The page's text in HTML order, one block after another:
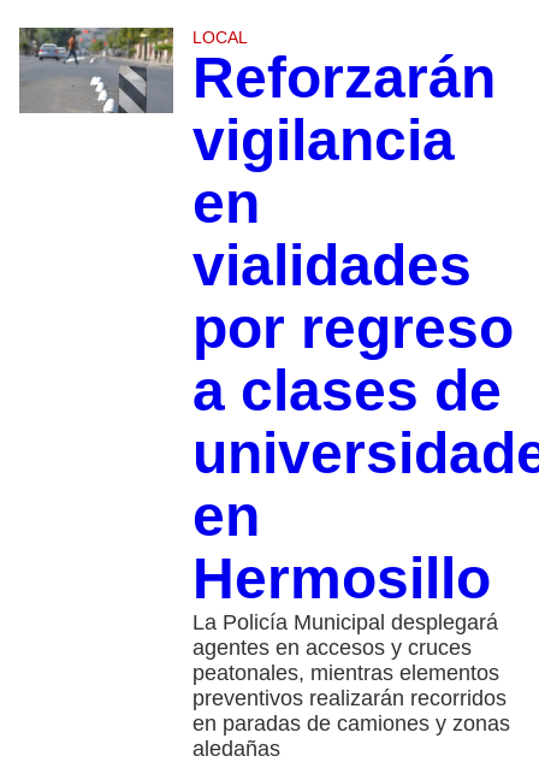
LOCAL
Reforzarán
vigilancia
en
vialidades
por regreso
a clases de
en
Hermosillo
La Policía Municipal desplegará
agentes en accesos y cruces
peatonales, mientras elementos
preventivos realizarán recorridos
en paradas de camiones y zonas
aledañas